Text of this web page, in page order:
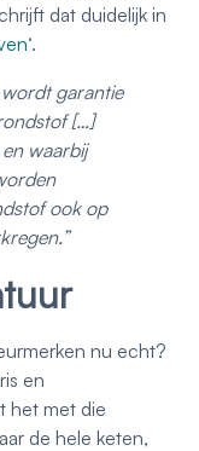
dat duidelijk in
‘.
garantie
[…]
waarbij
ook op
nu echt?
en
het met die
de hele keten,